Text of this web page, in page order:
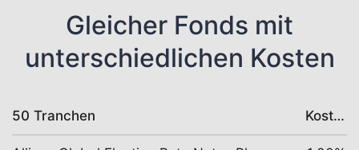
Gleicher Fonds mit
unterschiedlichen Kosten
50 Tranchen Kosten